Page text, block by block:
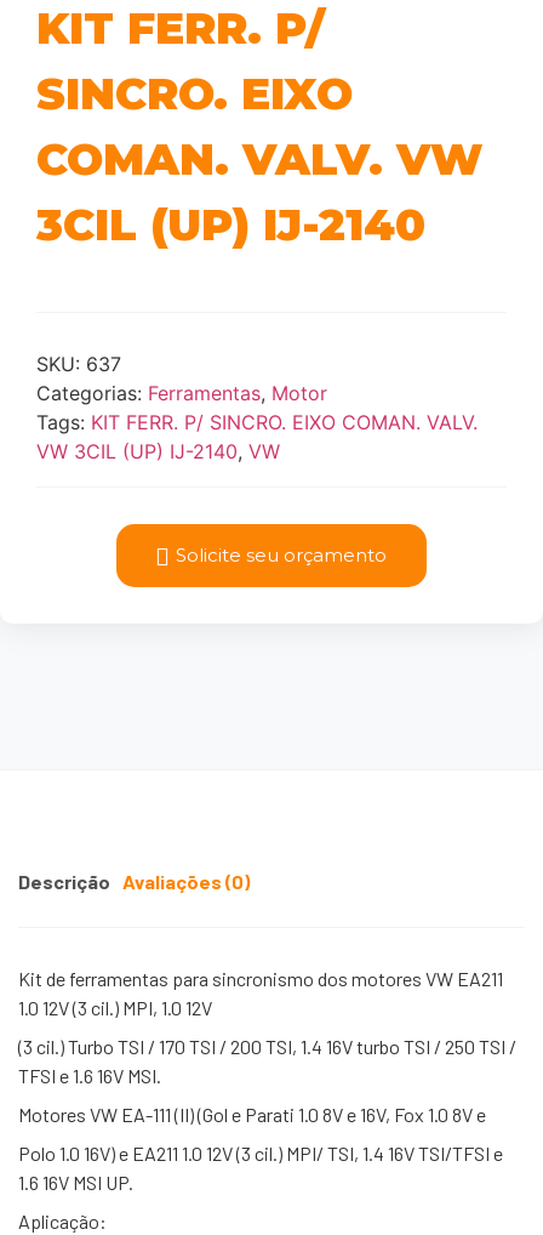
KIT FERR. P/
SINCRO. EIXO
COMAN. VALV. VW
3CIL (UP) IJ-2140
SKU: 637
Categorias: Ferramentas, Motor
Tags: KIT FERR. P/ SINCRO. EIXO COMAN. VALV.
VW 3CIL (UP) IJ-2140, VW
Solicite seu orçamento
Descrição Avaliações (0)
Kit de ferramentas para sincronismo dos motores VW EA211
1.0 12V (3 cil.) MPI, 1.0 12V
(3 cil.) Turbo TSI / 170 TSI / 200 TSI, 1.4 16V turbo TSI / 250 TSI /
TFSI e 1.6 16V MSI.
Motores VW EA-111 (II) (Gol e Parati 1.0 8V e 16V, Fox 1.0 8V e
Polo 1.0 16V) e EA211 1.0 12V (3 cil.) MPI/ TSI, 1.4 16V TSI/TFSI e
1.6 16V MSI UP.
Aplicação: